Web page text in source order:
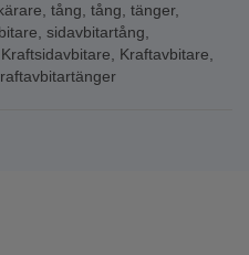
, tång, tång, tänger,
, sidavbitartång,
Kraftsidavbitare, Kraftavbitare,